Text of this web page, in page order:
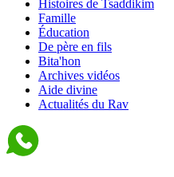
Histoires de Tsaddikim
Famille
Éducation
De père en fils
Bita'hon
Archives vidéos
Aide divine
Actualités du Rav